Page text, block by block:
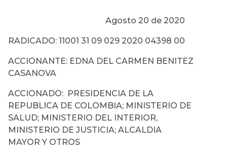
Agosto 20 de 2020
RADICADO: 11001 31 09 029 2020 04398 00
ACCIONANTE: EDNA DEL CARMEN BENITEZ
CASANOVA
ACCIONADO: PRESIDENCIA DE LA
REPUBLICA DE COLOMBIA; MINISTERIO DE
SALUD; MINISTERIO DEL INTERIOR,
MINISTERIO DE JUSTICIA; ALCALDIA
MAYOR Y OTROS